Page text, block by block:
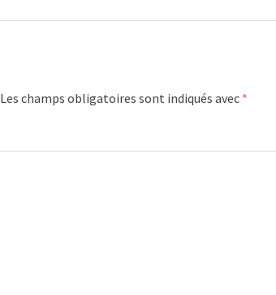
Les champs obligatoires sont indiqués avec *